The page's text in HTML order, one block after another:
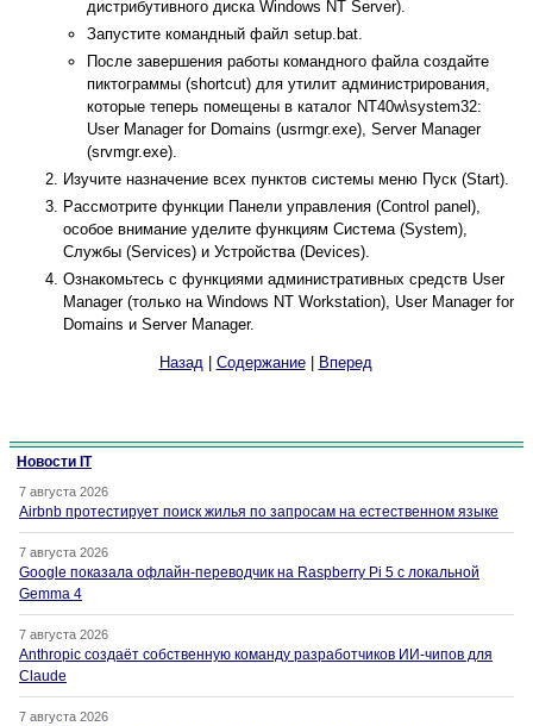
дистрибутивного диска Windows NT Server).
Запустите командный файл setup.bat.
После завершения работы командного файла создайте
пиктограммы (shortcut) для утилит администрирования,
которые теперь помещены в каталог NT40w\system32:
User Manager for Domains (usrmgr.exe), Server Manager
(srvmgr.exe).
Изучите назначение всех пунктов системы меню Пуск (Start).
Рассмотрите функции Панели управления (Control panel),
особое внимание уделите функциям Система (System),
Службы (Services) и Устройства (Devices).
Ознакомьтесь с функциями административных средств User
Manager (только на Windows NT Workstation), User Manager for
Domains и Server Manager.
Назад| Содержание| Вперед
Новости IT
7 августа 2026
Airbnb протестирует поиск жилья по запросам на естественном языке
7 августа 2026
Google показала офлайн-переводчик на Raspberry Pi 5 с локальной
Gemma 4
7 августа 2026
Anthropic создаёт собственную команду разработчиков ИИ-чипов для
Claude
7 августа 2026